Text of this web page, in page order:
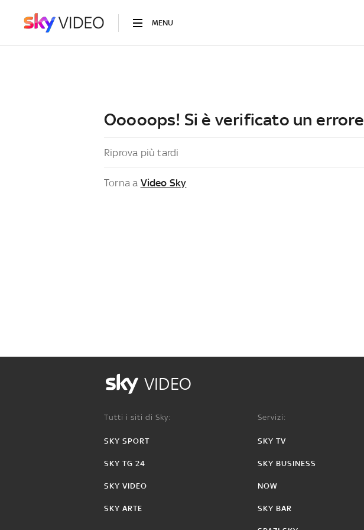
MENU
Ooooops! Si è verificato un errore
Riprova più tardi
Torna a Video Sky
VIDEO
Tutti i siti di Sky:
SKY SPORT
SKY TG 24
SKY VIDEO
SKY ARTE
Servizi:
SKY TV
SKY BUSINESS
NOW
SKY BAR